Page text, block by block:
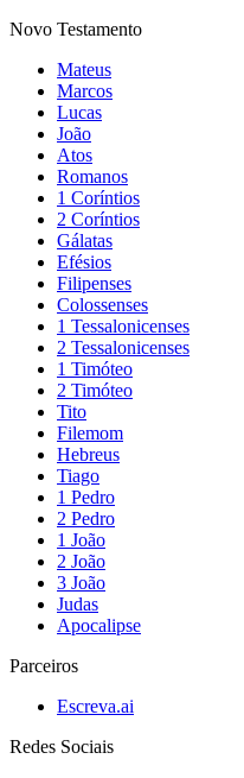
Novo Testamento
Mateus
Marcos
Lucas
João
Atos
Romanos
1 Coríntios
2 Coríntios
Gálatas
Efésios
Filipenses
Colossenses
1 Tessalonicenses
2 Tessalonicenses
1 Timóteo
2 Timóteo
Tito
Filemom
Hebreus
Tiago
1 Pedro
2 Pedro
1 João
2 João
3 João
Judas
Apocalipse
Parceiros
Escreva.ai
Redes Sociais